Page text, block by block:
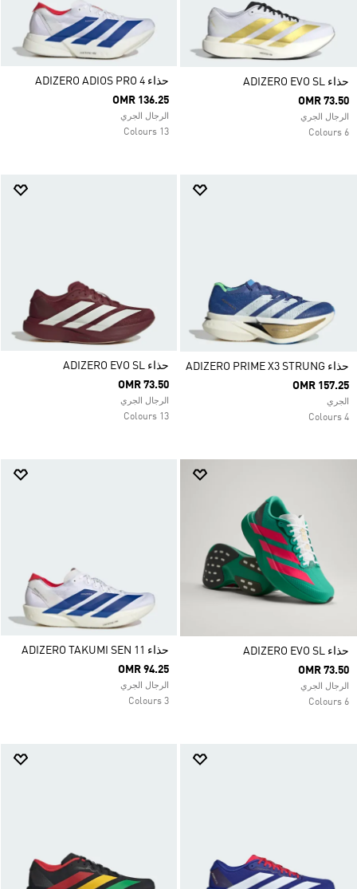
حذاء ADIZERO EVO SL
OMR 73.50
الرجال الجري
6 Colours
حذاء ADIZERO ADIOS PRO 4
OMR 136.25
الرجال الجري
13 Colours
حذاء ADIZERO PRIME X3 STRUNG
OMR 157.25
الجري
4 Colours
حذاء ADIZERO EVO SL
OMR 73.50
الرجال الجري
13 Colours
حذاء ADIZERO EVO SL
OMR 73.50
الرجال الجري
6 Colours
حذاء ADIZERO TAKUMI SEN 11
OMR 94.25
الرجال الجري
3 Colours